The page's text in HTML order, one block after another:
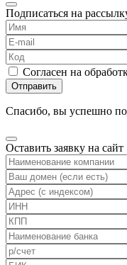
Подписаться на
Согласен на
Отправить
Спасибо, вы успешно
Оставить заявку на сайт